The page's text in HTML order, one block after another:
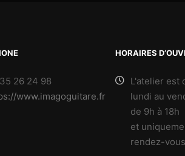
26 24 98
www.imagoguitare.fr
HORAIRES
L'atelier est
lundi au
de 9h à 18h
et
rendez-vous